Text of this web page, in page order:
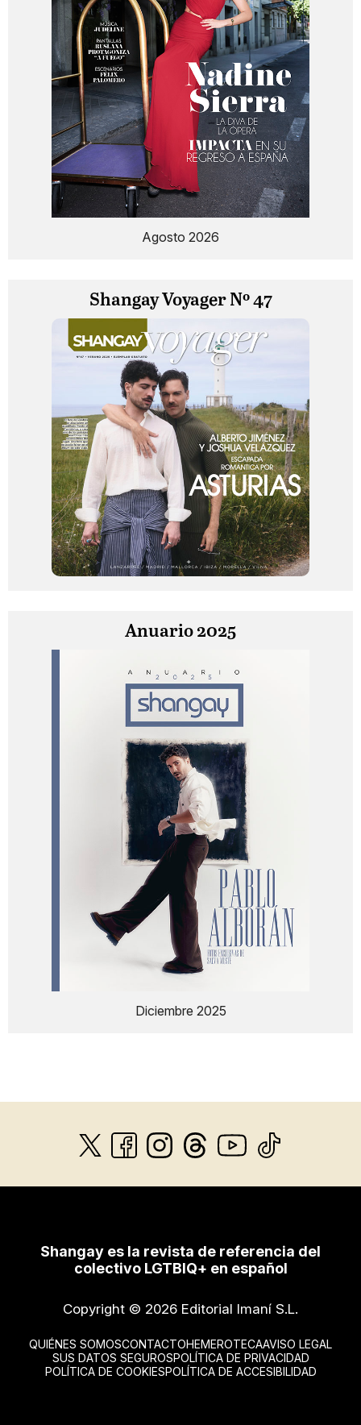
Agosto 2026
Shangay Voyager Nº 47
Anuario 2025
Diciembre 2025
Shangay es la revista de referencia del
colectivo LGTBIQ+ en español
Copyright © 2026 Editorial Imaní S.L.
QUIÉNES SOMOSCONTACTOHEMEROTECAAVISO LEGAL
SUS DATOS SEGUROSPOLÍTICA DE PRIVACIDAD
POLÍTICA DE COOKIESPOLÍTICA DE ACCESIBILIDAD